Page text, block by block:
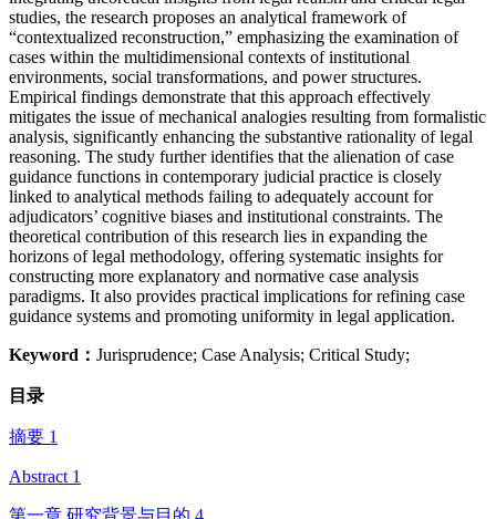
studies, the research proposes an analytical framework of
“contextualized reconstruction,” emphasizing the examination of
cases within the multidimensional contexts of institutional
environments, social transformations, and power structures.
Empirical findings demonstrate that this approach effectively
mitigates the issue of mechanical analogies resulting from formalistic
analysis, significantly enhancing the substantive rationality of legal
reasoning. The study further identifies that the alienation of case
guidance functions in contemporary judicial practice is closely
linked to analytical methods failing to adequately account for
adjudicators’ cognitive biases and institutional constraints. The
theoretical contribution of this research lies in expanding the
horizons of legal methodology, offering systematic insights for
constructing more explanatory and normative case analysis
paradigms. It also provides practical implications for refining case
guidance systems and promoting uniformity in legal application.
Keyword： Jurisprudence; Case Analysis; Critical Study;
目录
摘要 1
Abstract 1